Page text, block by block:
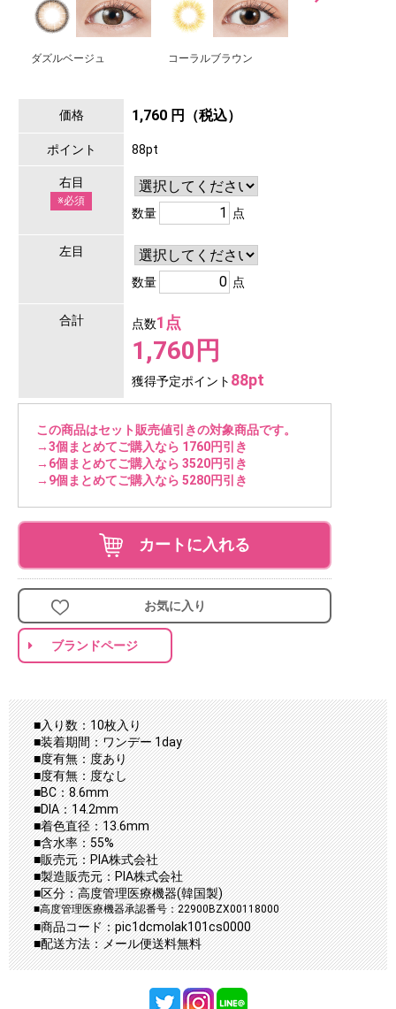
ダズルベージュ コーラルブラウン
価格 1,760 円（税込）
ポイント 88pt
右目
※必須
数量 点
左目
数量 点
合計 点数1点
1,760円
獲得予定ポイント 88pt
この商品はセット販売値引きの対象商品です。
→3個まとめてご購入なら 1760円引き
→6個まとめてご購入なら 3520円引き
→9個まとめてご購入なら 5280円引き
カートに入れる
お気に入り
ブランドページ
■入り数：10枚入り
■装着期間：ワンデー 1day
■度有無：度あり
■度有無：度なし
■BC：8.6mm
■DIA：14.2mm
■着色直径：13.6mm
■含水率：55%
■販売元：PIA株式会社
■製造販売元：PIA株式会社
■区分：高度管理医療機器(韓国製)
■高度管理医療機器承認番号：22900BZX00118000
■商品コード：pic1dcmolak101cs0000
■配送方法：メール便送料無料